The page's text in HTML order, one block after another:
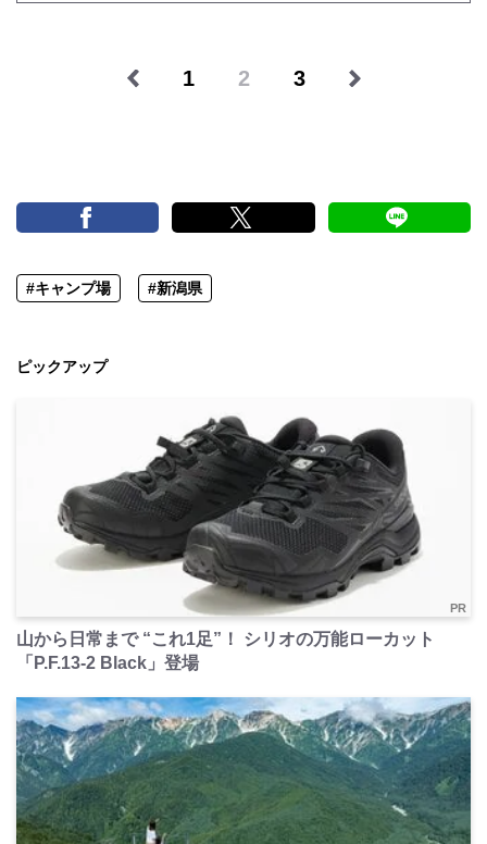
1 2 3
#キャンプ場 #新潟県
ピックアップ
PR
山から日常まで “これ1足”！ シリオの万能ローカット
「P.F.13-2 Black」登場